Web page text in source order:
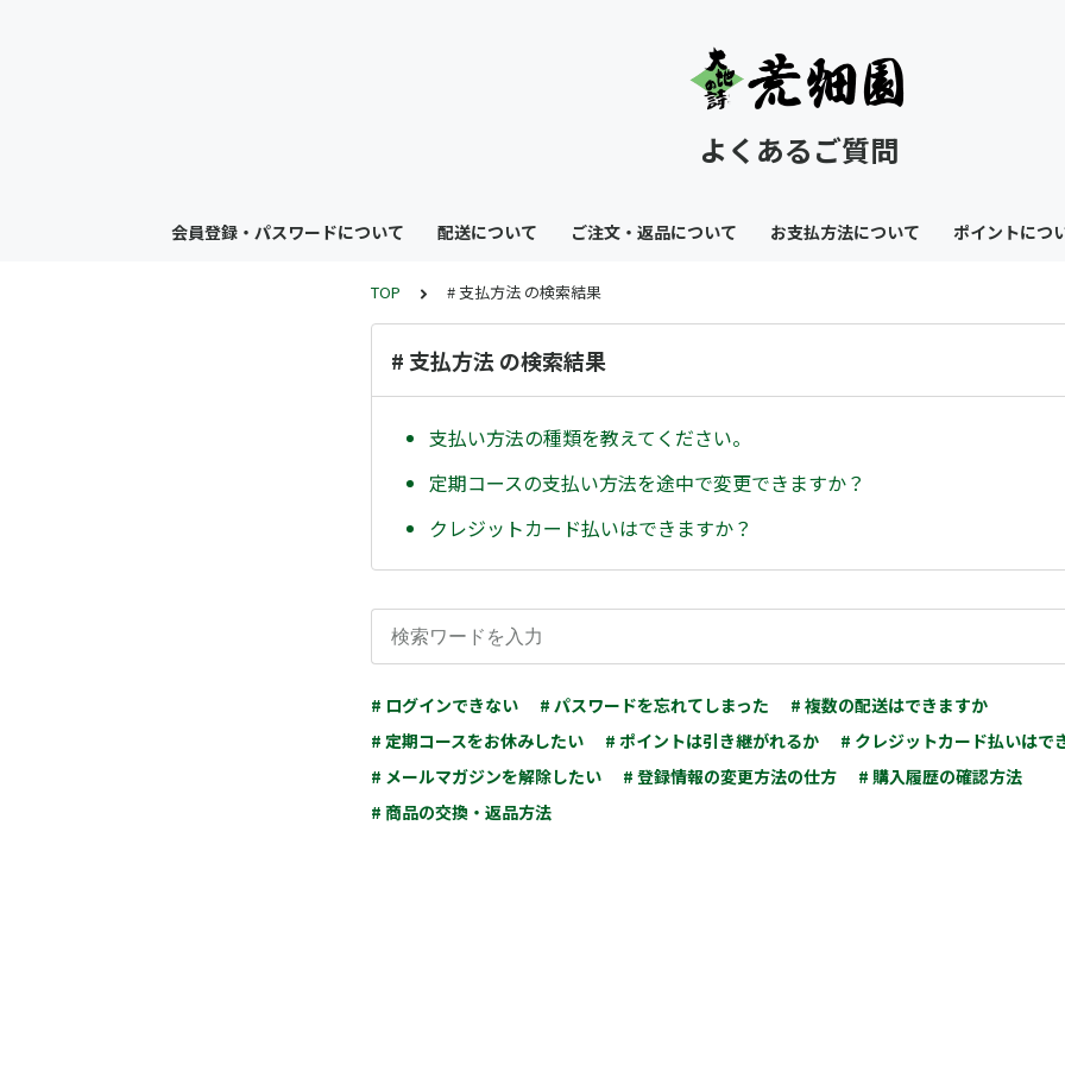
よくあるご質問
会員登録・パスワードについて 配送について ご注文・返品について お支払方法について ポイントにつ
TOP # 支払方法 の検索結果
# 支払方法 の検索結果
支払い方法の種類を教えてください。
定期コースの支払い方法を途中で変更できますか？
クレジットカード払いはできますか？
# ログインできない # パスワードを忘れてしまった
# 複数の配送はできますか
# 定期コースをお休みしたい
# ポイントは引き継がれるか
# クレジットカード払いはで
# メールマガジンを解除したい
# 登録情報の変更方法の仕方
# 購入履歴の確認方法
# 商品の交換・返品方法